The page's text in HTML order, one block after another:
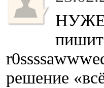
решение